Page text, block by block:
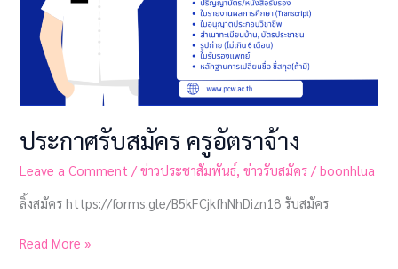
ประกาศรับสมัคร ครูอัตราจ้าง
Leave a Comment /ข่าวประชาสัมพันธ์,ข่าวรับสมัคร /boonhlua
ลิ้งสมัคร https://forms.gle/B5kFCjkfhNhDizn18 รับสมัคร
Read More »